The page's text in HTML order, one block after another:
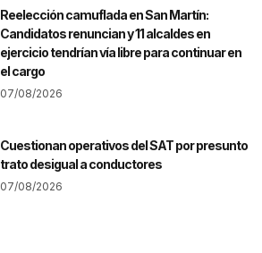
Reelección camuflada en San Martín:
Candidatos renuncian y 11 alcaldes en
ejercicio tendrían vía libre para continuar en
el cargo
07/08/2026
Cuestionan operativos del SAT por presunto
trato desigual a conductores
07/08/2026